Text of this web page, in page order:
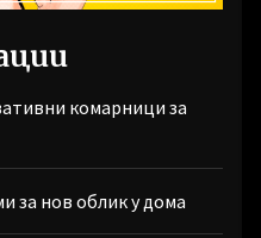
комарници за
за нов облик у дома